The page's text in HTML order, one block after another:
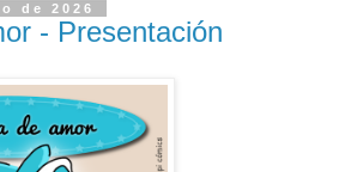
de 2026
- Presentación